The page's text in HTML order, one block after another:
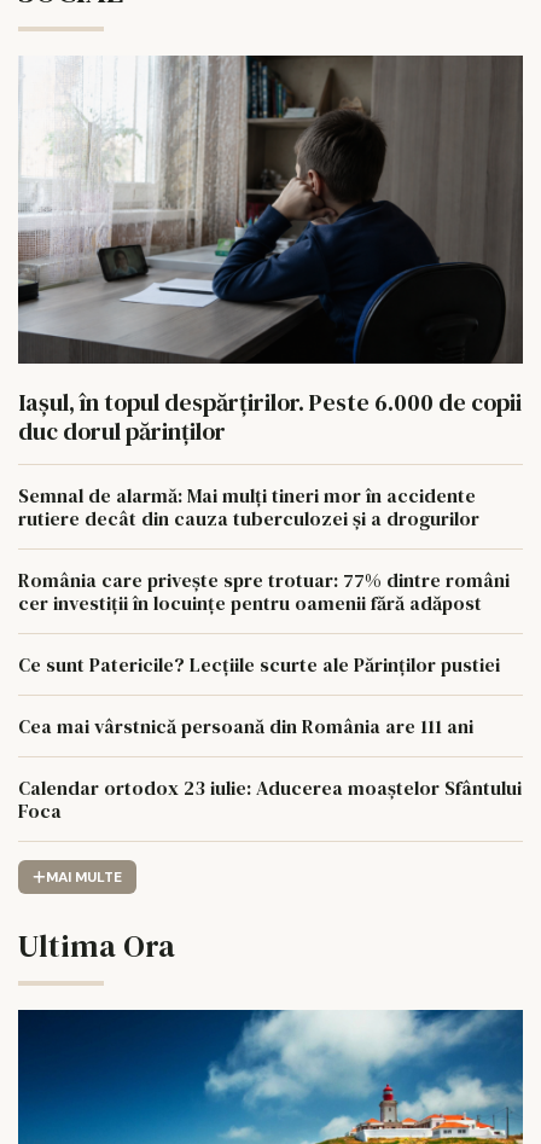
Iașul, în topul despărțirilor. Peste 6.000 de copii
duc dorul părinților
Semnal de alarmă: Mai mulți tineri mor în accidente
rutiere decât din cauza tuberculozei și a drogurilor
România care privește spre trotuar: 77% dintre români
cer investiții în locuințe pentru oamenii fără adăpost
Ce sunt Patericile? Lecțiile scurte ale Părinților pustiei
Cea mai vârstnică persoană din România are 111 ani
Calendar ortodox 23 iulie: Aducerea moaștelor Sfântului
Foca
MAI MULTE
Ultima Ora